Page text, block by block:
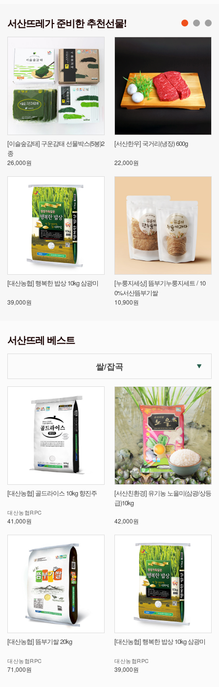
서산뜨레가 준비한 추천선물!
[이슬숲감태] 구운감태 선물박스(5봉)2
종
26,000원
[서산한우] 국거리(냉장) 600g
22,000원
[대산농협] 행복한 밥상 10kg 삼광미
39,000원
[누룽지세상] 뜸부기누룽지세트 / 10
0%서산뜸부기쌀
10,900원
서산뜨레 베스트
쌀/잡곡
[대산농협] 골드라이스 10kg 향진주
대산농협RPC
41,000원
[서산친환경] 유기농 노을미(삼광/상등
급)10kg
42,000원
[대산농협] 뜸부기쌀 20kg
대산농협RPC
71,000원
[대산농협] 행복한 밥상 10kg 삼광미
대산농협RPC
39,000원